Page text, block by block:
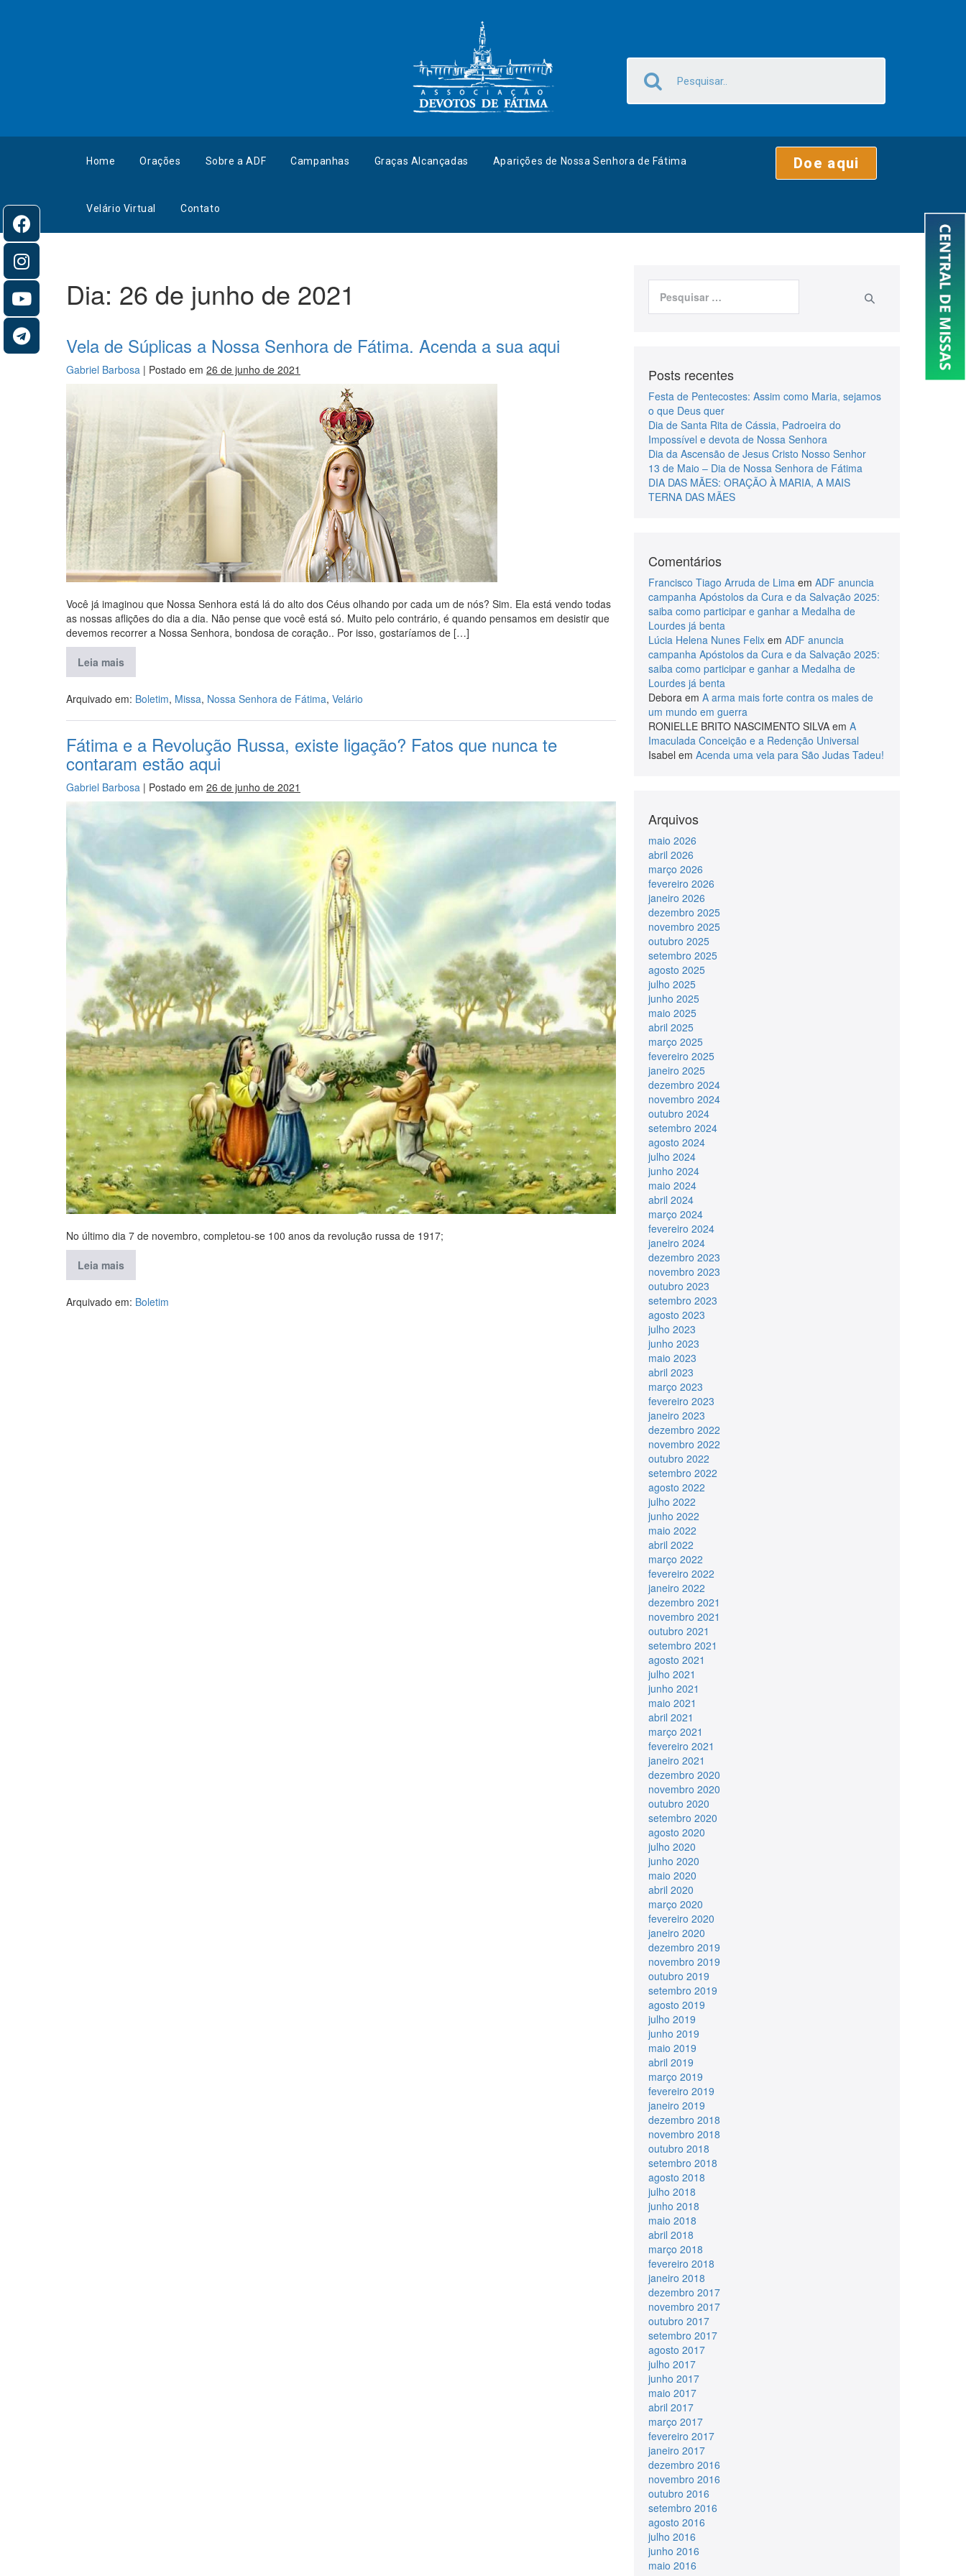
Home Orações Sobre a ADF Campanhas Graças Alcançadas Aparições de Nossa Senhora de Fátima
Velário Virtual Contato
Doe aqui
Dia: 26 de junho de 2021
Vela de Súplicas a Nossa Senhora de Fátima. Acenda a sua aqui
Gabriel Barbosa | Postado em 26 de junho de 2021
Você já imaginou que Nossa Senhora está lá do alto dos Céus olhando por cada um de nós? Sim. Ela está vendo todas
as nossas aflições do dia a dia. Não pense que você está só. Muito pelo contrário, é quando pensamos em desistir que
devemos recorrer a Nossa Senhora, bondosa de coração.. Por isso, gostaríamos de […]
Leia mais
Arquivado em: Boletim, Missa, Nossa Senhora de Fátima, Velário
Fátima e a Revolução Russa, existe ligação? Fatos que nunca te
contaram estão aqui
Gabriel Barbosa | Postado em 26 de junho de 2021
No último dia 7 de novembro, completou-se 100 anos da revolução russa de 1917;
Leia mais
Arquivado em: Boletim
Posts recentes
Festa de Pentecostes: Assim como Maria, sejamos
o que Deus quer
Dia de Santa Rita de Cássia, Padroeira do
Impossível e devota de Nossa Senhora
Dia da Ascensão de Jesus Cristo Nosso Senhor
13 de Maio – Dia de Nossa Senhora de Fátima
DIA DAS MÃES: ORAÇÃO À MARIA, A MAIS
TERNA DAS MÃES
Comentários
Francisco Tiago Arruda de Limaem ADF anuncia
campanha Apóstolos da Cura e da Salvação 2025:
saiba como participar e ganhar a Medalha de
Lourdes já benta
Lúcia Helena Nunes Felixem ADF anuncia
campanha Apóstolos da Cura e da Salvação 2025:
saiba como participar e ganhar a Medalha de
Lourdes já benta
Deboraem A arma mais forte contra os males de
um mundo em guerra
RONIELLE BRITO NASCIMENTO SILVAem A
Imaculada Conceição e a Redenção Universal
Isabel em Acenda uma vela para São Judas Tadeu!
Arquivos
maio 2026
abril 2026
março 2026
fevereiro 2026
janeiro 2026
dezembro 2025
novembro 2025
outubro 2025
setembro 2025
agosto 2025
julho 2025
junho 2025
maio 2025
abril 2025
março 2025
fevereiro 2025
janeiro 2025
dezembro 2024
novembro 2024
outubro 2024
setembro 2024
agosto 2024
julho 2024
junho 2024
maio 2024
abril 2024
março 2024
fevereiro 2024
janeiro 2024
dezembro 2023
novembro 2023
outubro 2023
setembro 2023
agosto 2023
julho 2023
junho 2023
maio 2023
abril 2023
março 2023
fevereiro 2023
janeiro 2023
dezembro 2022
novembro 2022
outubro 2022
setembro 2022
agosto 2022
julho 2022
junho 2022
maio 2022
abril 2022
março 2022
fevereiro 2022
janeiro 2022
dezembro 2021
novembro 2021
outubro 2021
setembro 2021
agosto 2021
julho 2021
junho 2021
maio 2021
abril 2021
março 2021
fevereiro 2021
janeiro 2021
dezembro 2020
novembro 2020
outubro 2020
setembro 2020
agosto 2020
julho 2020
junho 2020
maio 2020
abril 2020
março 2020
fevereiro 2020
janeiro 2020
dezembro 2019
novembro 2019
outubro 2019
setembro 2019
agosto 2019
julho 2019
junho 2019
maio 2019
abril 2019
março 2019
fevereiro 2019
janeiro 2019
dezembro 2018
novembro 2018
outubro 2018
setembro 2018
agosto 2018
julho 2018
junho 2018
maio 2018
abril 2018
março 2018
fevereiro 2018
janeiro 2018
dezembro 2017
novembro 2017
outubro 2017
setembro 2017
agosto 2017
julho 2017
junho 2017
maio 2017
abril 2017
março 2017
fevereiro 2017
janeiro 2017
dezembro 2016
novembro 2016
outubro 2016
setembro 2016
agosto 2016
julho 2016
junho 2016
maio 2016